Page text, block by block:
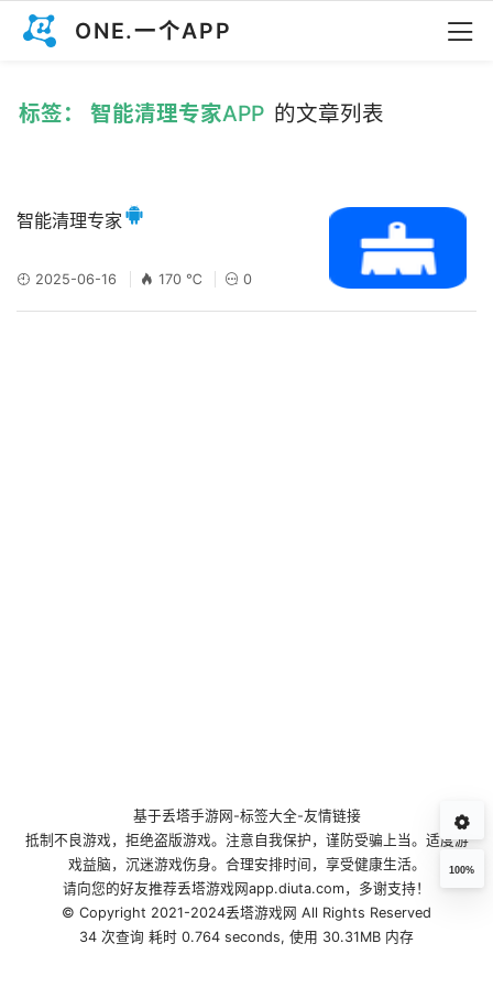
ONE.一个APP
标签： 智能清理专家APP 的文章列表
智能清理专家
2025-06-16 170 ℃ 0
100%
基于丢塔手游网 -标签大全-友情链接
抵制不良游戏，拒绝盗版游戏。注意自我保护，谨防受骗上当。适度游
戏益脑，沉迷游戏伤身。合理安排时间，享受健康生活。
请向您的好友推荐丢塔游戏网app.diuta.com，多谢支持！
© Copyright 2021-2024丢塔游戏网 All Rights Reserved
34 次查询 耗时 0.764 seconds, 使用 30.31MB 内存